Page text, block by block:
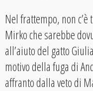
Nel frattempo, non
Mirko che sarebbe
all’aiuto del gatto
motivo della fuga di
affranto dalla veto di